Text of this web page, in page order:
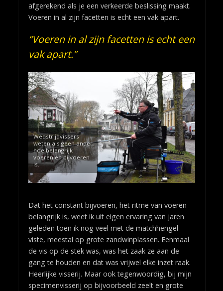
afgerekend als je een verkeerde beslissing maakt.
Voeren in al zijn facetten is echt een vak apart.
“Voeren in al zijn facetten is echt een
vak apart.”
Wedstrijdvissers
weten als geen ander
hoe belangrijk
voeren en bijvoeren
is.
Dat het constant bijvoeren, het ritme van voeren
belangrijk is, weet ik uit eigen ervaring van jaren
geleden toen ik nog veel met de matchhengel
viste, meestal op grote zandwinplassen. Eenmaal
de vis op de stek was, was het zaak ze aan de
gang te houden en dat was vrijwel elke inzet raak.
Heerlijke visserij. Maar ook tegenwoordig, bij mijn
specimenvisserij op bijvoorbeeld zeelt en grote